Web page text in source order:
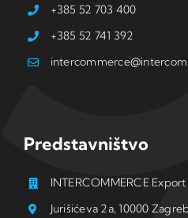
+385 52 703 400
+385 52 741 392
Predstavništvo
INTERCOMMERCE
Jurišićeva 2a, 10000